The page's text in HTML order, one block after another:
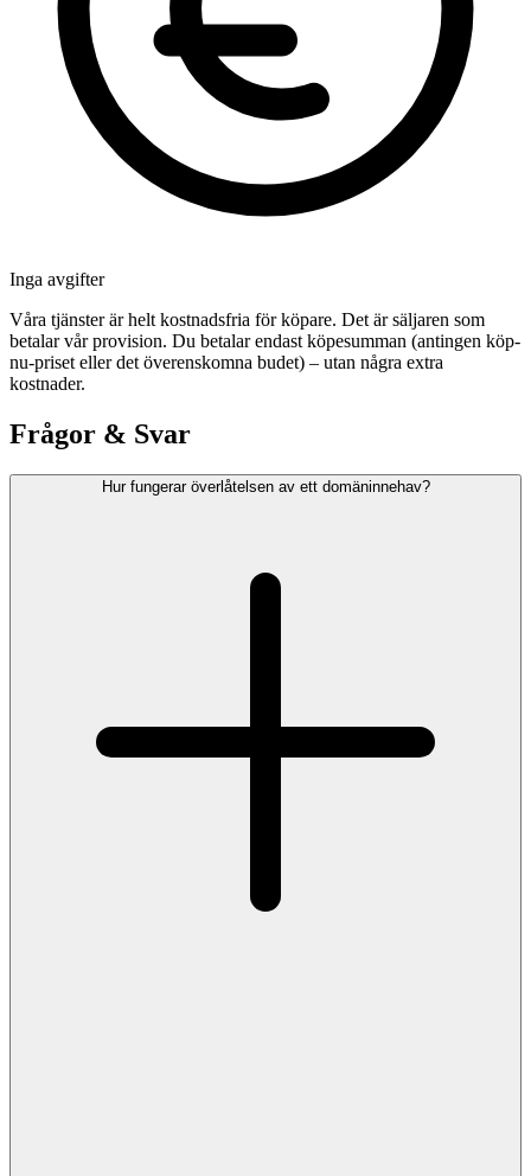
Inga avgifter
Våra tjänster är helt kostnadsfria för köpare. Det är säljaren som
betalar vår provision. Du betalar endast köpesumman (antingen köp-
nu-priset eller det överenskomna budet) – utan några extra
kostnader.
Frågor & Svar
Hur fungerar överlåtelsen av ett domäninnehav?